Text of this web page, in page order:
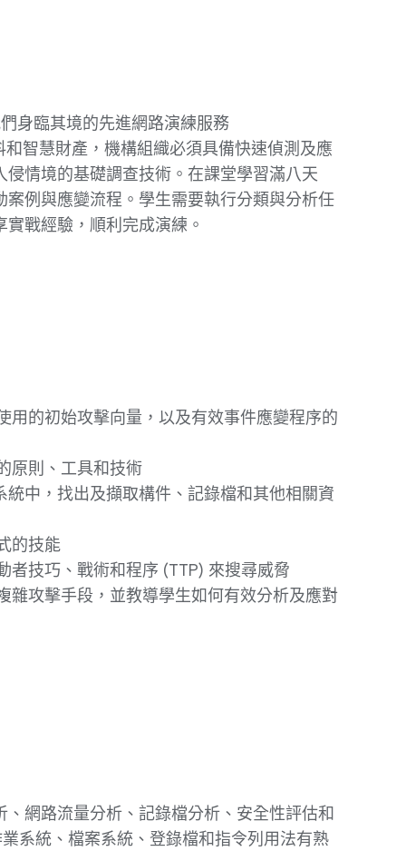
身臨其境的先進網路演練服務
智慧財產，機構組織必須具備快速偵測及應
情境的基礎調查技術。在課堂學習滿八天
例與應變流程。學生需要執行分類與分析任
戰經驗，順利完成演練。
用的初始攻擊向量，以及有效事件應變程序的
原則、工具和技術
中，找出及擷取構件、記錄檔和其他相關資
的技能
者技巧、戰術和程序 (TTP) 來搜尋威脅
雜攻擊手段，並教導學生如何有效分析及應對
網路流量分析、記錄檔分析、安全性評估和
系統、檔案系統、登錄檔和指令列用法有熟